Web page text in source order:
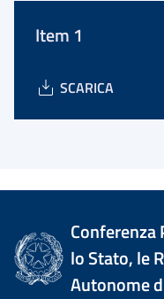
Item 1
SCARICA
lo Stato, le
Autonome